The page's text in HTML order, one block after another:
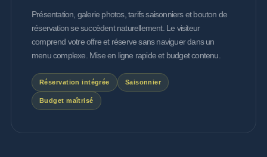
Présentation, galerie photos, tarifs saisonniers et bouton de
réservation se succèdent naturellement. Le visiteur
comprend votre offre et réserve sans naviguer dans un
menu complexe. Mise en ligne rapide et budget contenu.
Réservation intégrée Saisonnier
Budget maîtrisé